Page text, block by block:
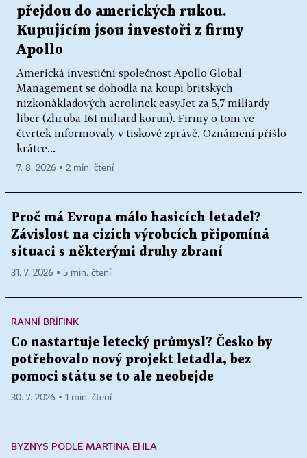
přejdou do amerických rukou.
Kupujícím jsou investoři z firmy
Apollo
Americká investiční společnost Apollo Global
Management se dohodla na koupi britských
nízkonákladových aerolinek easyJet za 5,7 miliardy
liber (zhruba 161 miliard korun). Firmy o tom ve
čtvrtek informovaly v tiskové zprávě. Oznámení přišlo
krátce...
7. 8. 2026 ▪ 2 min. čtení
Proč má Evropa málo hasicích letadel?
Závislost na cizích výrobcích připomíná
situaci s některými druhy zbraní
31. 7. 2026 ▪ 5 min. čtení
RANNÍ BRÍFINK
Co nastartuje letecký průmysl? Česko by
potřebovalo nový projekt letadla, bez
pomoci státu se to ale neobejde
30. 7. 2026 ▪ 1 min. čtení
BYZNYS PODLE MARTINA EHLA